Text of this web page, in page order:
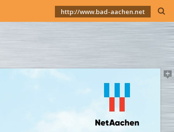
http://www.bad-aachen.net